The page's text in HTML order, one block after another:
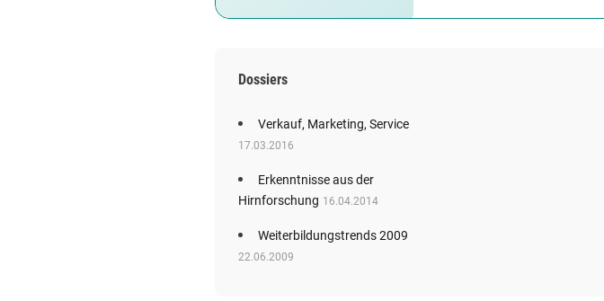
Dossiers
Verkauf, Marketing, Service
17.03.2016
Erkenntnisse aus der
Hirnforschung 16.04.2014
Weiterbildungstrends 2009
22.06.2009